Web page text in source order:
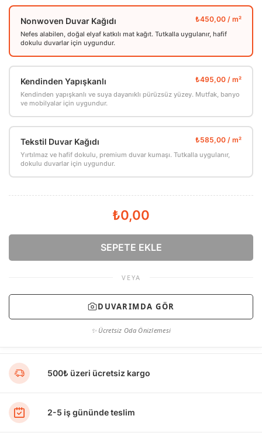
Nonwoven Duvar Kağıdı
Nefes alabilen, doğal elyaf katkılı mat kağıt. Tutkalla uygulanır, hafif
dokulu duvarlar için uygundur.
Kendinden Yapışkanlı
Kendinden yapışkanlı ve suya dayanıklı pürüzsüz yüzey. Mutfak, banyo
ve mobilyalar için uygundur.
Tekstil Duvar Kağıdı
Yırtılmaz ve hafif dokulu, premium duvar kumaşı. Tutkalla uygulanır,
dokulu duvarlar için uygundur.
₺0,00
SEPETE EKLE
VEYA
DUVARIMDA GÖR
✨ Ücretsiz Oda Önizlemesi
500₺ üzeri ücretsiz kargo
2-5 iş gününde teslim